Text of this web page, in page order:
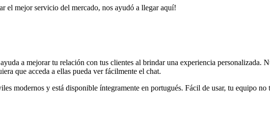
el mejor servicio del mercado, nos ayudó a llegar aquí!
a mejorar tu relación con tus clientes al brindar una experiencia personalizada.
que acceda a ellas pueda ver fácilmente el chat.
modernos y está disponible íntegramente en portugués. Fácil de usar, tu equipo no